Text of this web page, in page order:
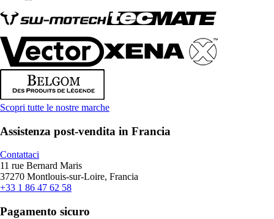
Scopri tutte le nostre marche
Assistenza post-vendita in Francia
Contattaci
11 rue Bernard Maris
37270 Montlouis-sur-Loire, Francia
+33 1 86 47 62 58
Pagamento sicuro